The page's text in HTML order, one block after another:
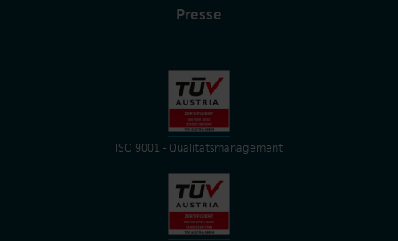
Presse
ISO 9001 - Qualitätsmanagement